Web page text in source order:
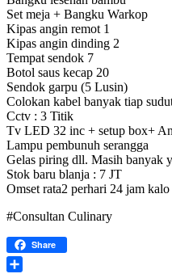
Set meja + Bangku Warkop
Kipas angin remot 1
Kipas angin dinding 2
Tempat sendok 7
Botol saus kecap 20
Sendok garpu (5 Lusin)
Colokan kabel banyak tiap
Cctv : 3 Titik
Tv LED 32 inc + setup box+
Lampu pembunuh serangga
Gelas piring dll. Masih banyak
Stok baru blanja : 7 JT
Omset rata2 perhari 24 jam
#Consultan Culinary
Share